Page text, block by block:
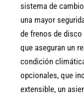
sistema de
una mayor
de frenos de
que aseguran un
condición
opcionales, que
extensible, un